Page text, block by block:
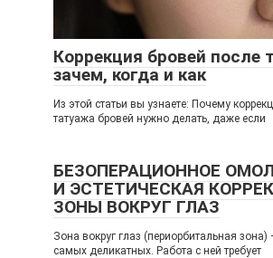
Коррекция бровей после
зачем, когда и как
Из этой статьи вы узнаете: Почему
татуажа бровей нужно делать, даже если
БЕЗОПЕРАЦИОННОЕ
И ЭСТЕТИЧЕСКАЯ
ЗОНЫ ВОКРУГ ГЛАЗ
Зона вокруг глаз (периорбитальная зона)
самых деликатных. Работа с ней требует